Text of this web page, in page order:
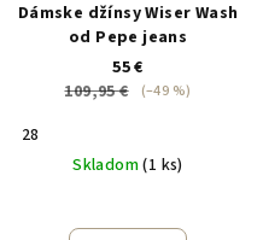
Dámske džínsy Wiser Wash
od Pepe jeans
55 €
109,95 €
(–49 %)
28
Skladom(1 ks)